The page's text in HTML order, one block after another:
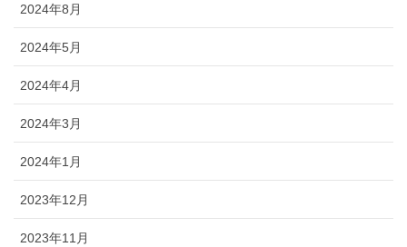
2024年8月
2024年5月
2024年4月
2024年3月
2024年1月
2023年12月
2023年11月